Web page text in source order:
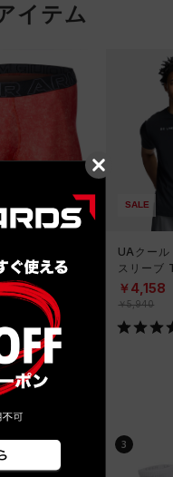
イテム
ルティ アン
（トレーニン
SALE
UAクール
スリーブ
ーニング/
￥4,158
￥5,940
ー
3